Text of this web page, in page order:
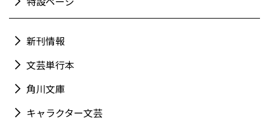
新刊情報
文芸単行本
角川文庫
キャラクター文芸